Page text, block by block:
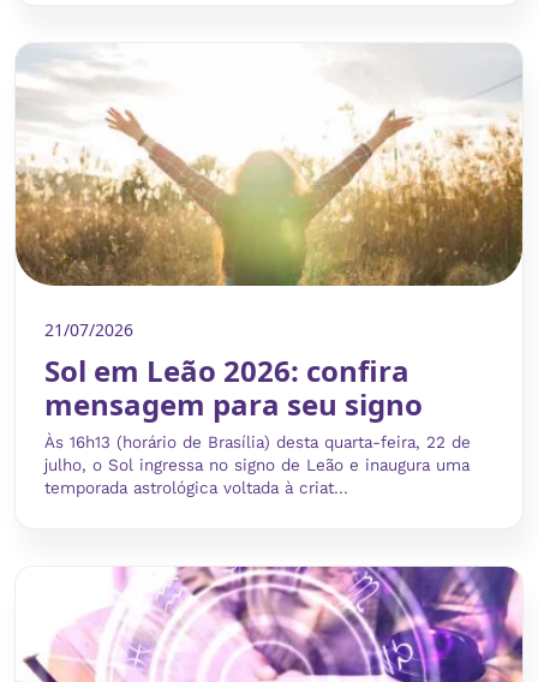
21/07/2026
Sol em Leão 2026: confira
mensagem para seu signo
Às 16h13 (horário de Brasília) desta quarta-feira, 22 de
julho, o Sol ingressa no signo de Leão e inaugura uma
temporada astrológica voltada à criat...